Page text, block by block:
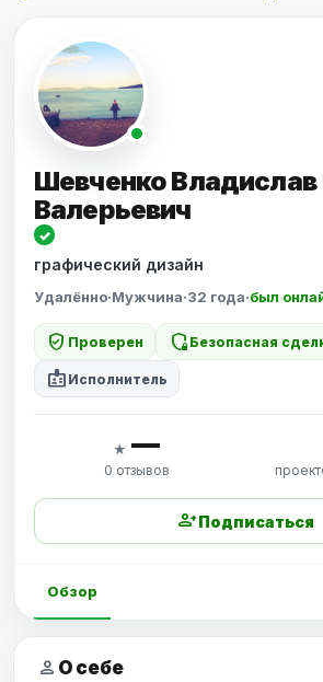
Шевченко Владислав
Валерьевич
✓
графический дизайн
Удалённо·Мужчина·32 года·был
verified_user Проверен shield_locked Безопасная
badge Исполнитель
★ —
0 отзывов
person_addПодписаться
Обзор
person О себе